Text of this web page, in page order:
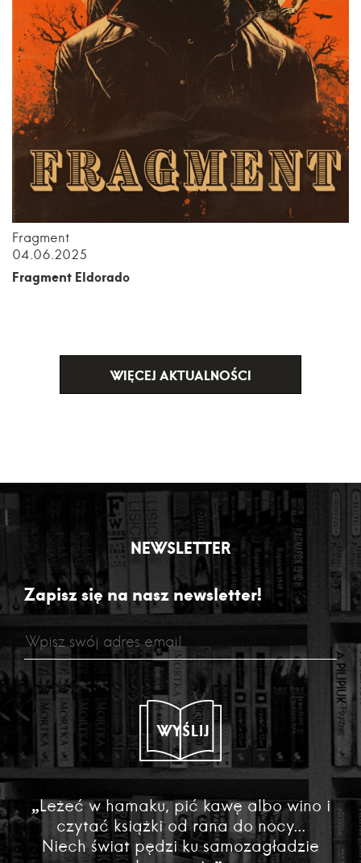
Fragment
04.06.2025
Fragment Eldorado
WIĘCEJ AKTUALNOŚCI
NEWSLETTER
Zapisz się na nasz newsletter!
WYŚLIJ
„Leżeć w hamaku, pić kawę albo wino i
czytać książki od rana do nocy...
Niech świat pędzi ku samozagładzie